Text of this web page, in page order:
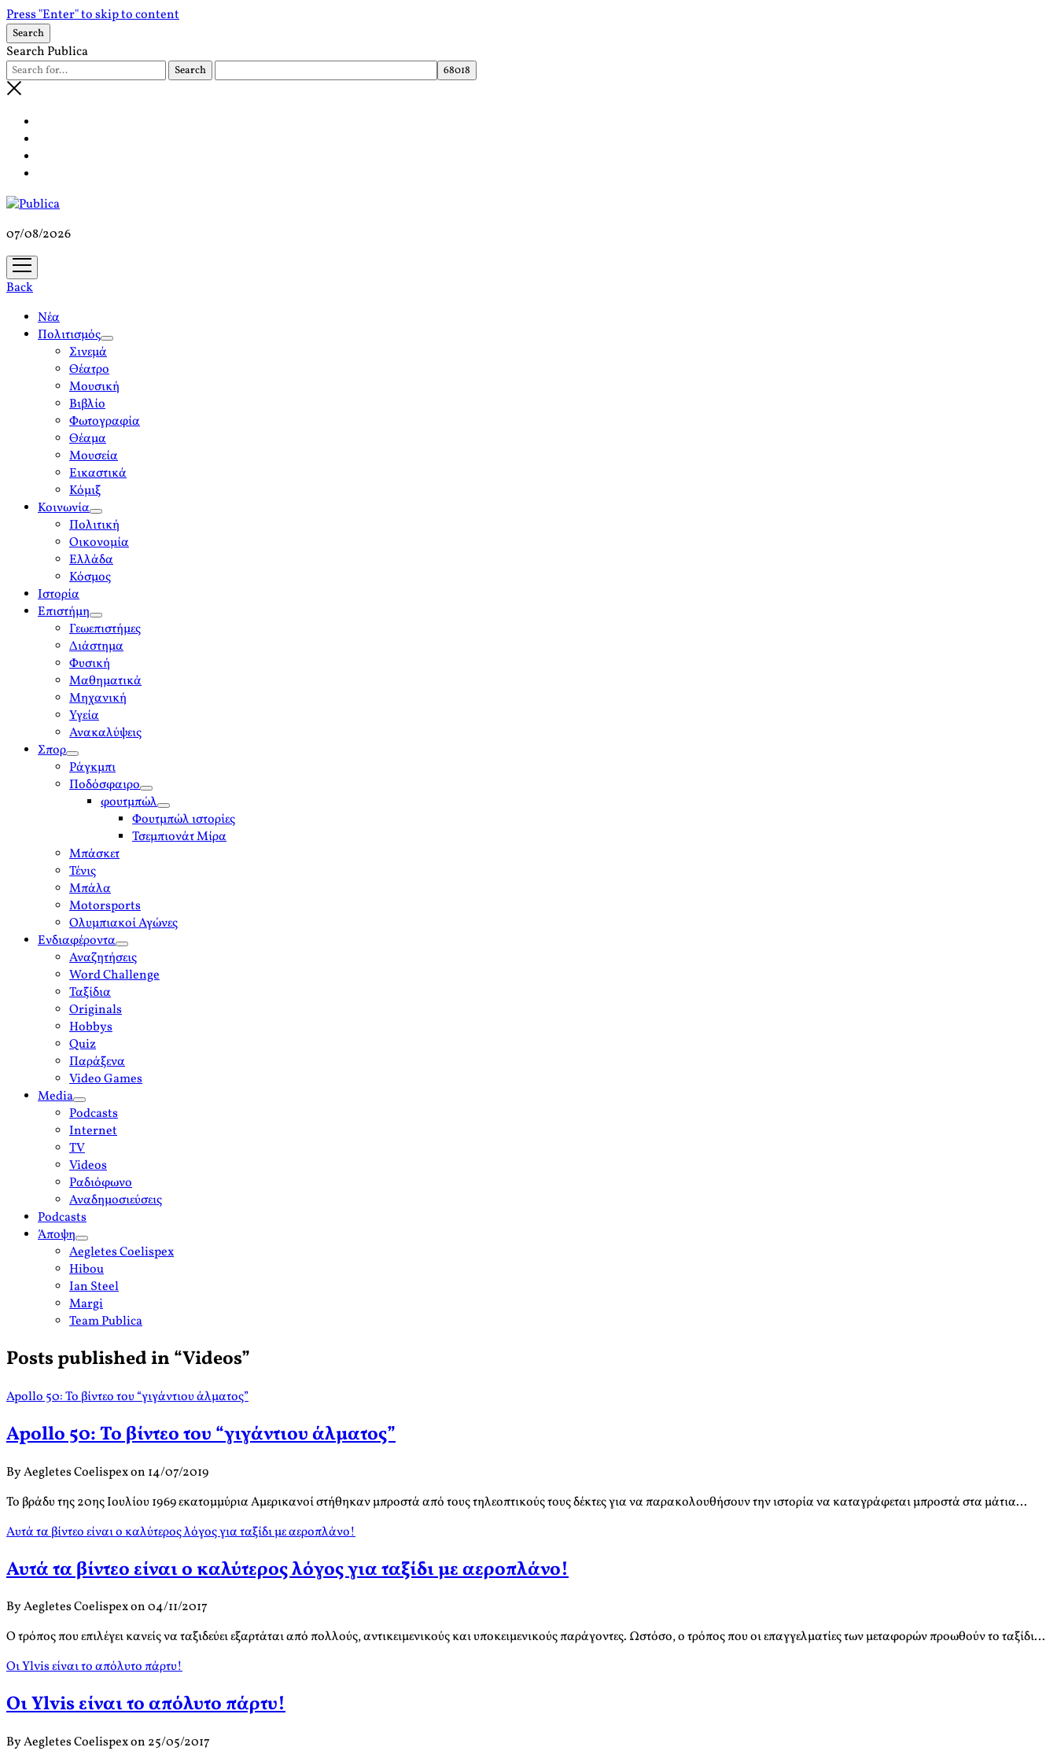
Press "Enter" to skip to content
Search
Search Publica
07/08/2026
open
menu
Back
Νέα
Πολιτισμός
open
menu
Σινεμά
Θέατρο
Μουσική
Βιβλίο
Φωτογραφία
Θέαμα
Μουσεία
Εικαστικά
Κόμιξ
Κοινωνία
open
menu
Πολιτική
Οικονομία
Ελλάδα
Κόσμος
Ιστορία
Επιστήμη
open
menu
Γεωεπιστήμες
Διάστημα
Φυσική
Μαθηματικά
Μηχανική
Υγεία
Ανακαλύψεις
Σπορ
open
menu
Ράγκμπι
Ποδόσφαιρο
open
menu
φουτμπώλ
open
menu
Φουτμπώλ ιστορίες
Τσεμπιονάτ Μίρα
Μπάσκετ
Τένις
Μπάλα
Motorsports
Ολυμπιακοί Αγώνες
Ενδιαφέροντα
open
menu
Αναζητήσεις
Word Challenge
Ταξίδια
Originals
Hobbys
Quiz
Παράξενα
Video Games
Media
open
menu
Podcasts
Internet
TV
Videos
Ραδιόφωνο
Αναδημοσιεύσεις
Podcasts
Άποψη
open
menu
Aegletes Coelispex
Hibou
Ian Steel
Margi
Team Publica
Posts published in “Videos”
Apollo 50: Το βίντεο του “γιγάντιου άλματος”
Apollo 50: Το βίντεο του “γιγάντιου άλματος”
By Aegletes Coelispex on 14/07/2019
Το βράδυ της 20ης Ιουλίου 1969 εκατομμύρια Αμερικανοί στήθηκαν μπροστά από τους τηλεοπτικούς τους δέκτες για να παρακολουθήσουν την ιστορία να καταγράφεται μπροστά στα μάτια…
Αυτά τα βίντεο είναι ο καλύτερος λόγος για ταξίδι με αεροπλάνο!
Αυτά τα βίντεο είναι ο καλύτερος λόγος για ταξίδι με αεροπλάνο!
By Aegletes Coelispex on 04/11/2017
Ο τρόπος που επιλέγει κανείς να ταξιδεύει εξαρτάται από πολλούς, αντικειμενικούς και υποκειμενικούς παράγοντες. Ωστόσο, ο τρόπος που οι επαγγελματίες των μεταφορών προωθούν το ταξίδι…
Οι Ylvis είναι το απόλυτο πάρτυ!
Οι Ylvis είναι το απόλυτο πάρτυ!
By Aegletes Coelispex on 25/05/2017